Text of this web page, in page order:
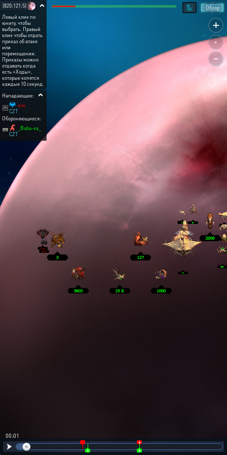
+
.
-
Обзор
[820:121:5]
Левый клик по
юниту, чтобы
выбрать. Правый
клик чтобы отдать
приказ об атаке
или
перемещении.
Приказы можно
отдавать когда
есть «Ходы»,
которые копятся
каждые 10 секунд.
Нападающие:
oiw
CZT
Обороняющиеся:
_Baba-xa_
CZT
00:01